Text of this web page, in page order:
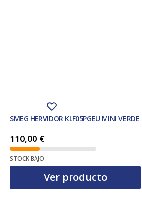
SMEG HERVIDOR KLF05PGEU MINI VERDE
110,00 €
STOCK BAJO
Ver producto